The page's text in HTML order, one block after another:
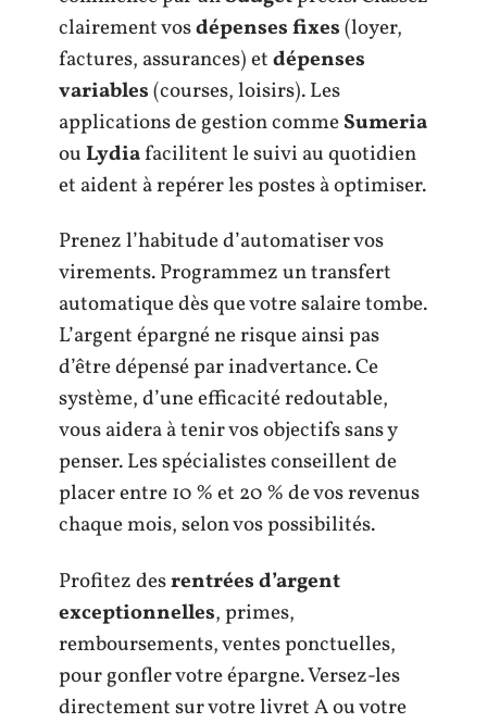
clairement vosdépenses fixes(loyer,
factures, assurances) etdépenses
variables(courses, loisirs). Les
applications de gestion commeSumeria
ouLydiafacilitent le suivi au quotidien
et aident à repérer les postes à optimiser.
Prenez l’habitude d’automatiser vos
virements. Programmez un transfert
automatique dès que votre salaire tombe.
L’argent épargné ne risque ainsi pas
d’être dépensé par inadvertance. Ce
système, d’une efficacité redoutable,
vous aidera à tenir vos objectifs sans y
penser. Les spécialistes conseillent de
placer entre 10 % et 20 % de vos revenus
chaque mois, selon vos possibilités.
Profitez desrentrées d’argent
exceptionnelles, primes,
remboursements, ventes ponctuelles,
pour gonfler votre épargne. Versez-les
directement sur votre livret A ou votre